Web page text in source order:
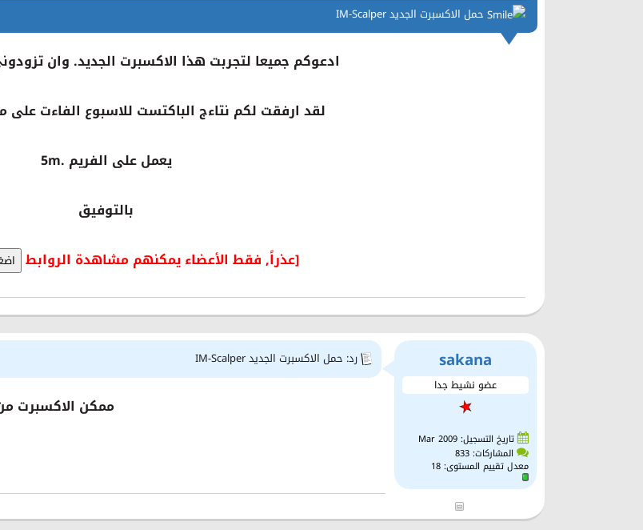
حمل الاكسبرت الجديد IM-Scalper
ادعوكم جميعا لتجربت هذا الاكسبرت الجديد. وان
لقد ارفقت لكم نتاءج الباكتست للاسبوع الفاءت على
يعمل على الفريم .5m
بالتوفيق
[عذراً, فقط الأعضاء يمكنهم مشاهدة الروابط
sakana
عضو نشيط جدا
تاريخ التسجيل: Mar 2009
المشاركات: 833
معدل تقييم المستوى:18
رد: حمل الاكسبرت الجديد IM-Scalper
ممكن الاكسبرت